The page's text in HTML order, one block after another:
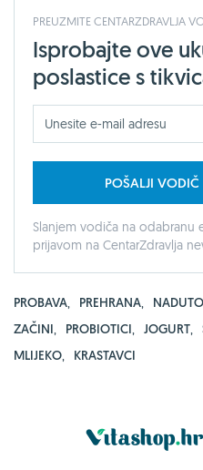
PREUZMITE CENTARZDRAVLJA
Isprobajte ove
poslastice s
POŠALJI
Slanjem vodiča na odabranu
prijavom na CentarZdravlja
PROBAVA, PREHRANA,
ZAČINI, PROBIOTICI, JOGURT,
MLIJEKO, KRASTAVCI